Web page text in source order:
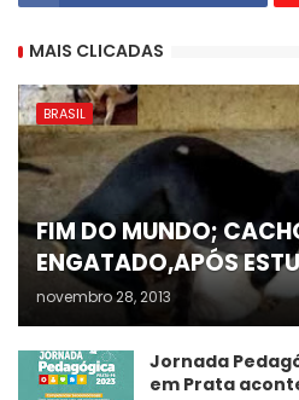
MAIS CLICADAS
BRASIL
FIM DO MUNDO;
ENGATADO,APÓS
novembro 28, 2013
Jornada
em Prata